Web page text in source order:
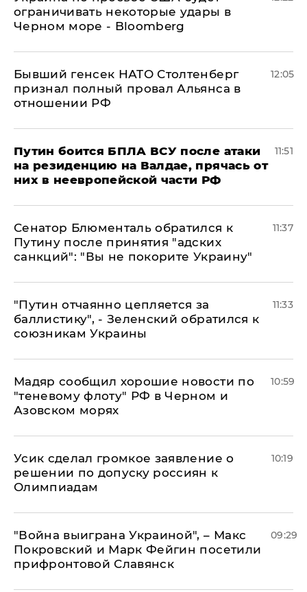
ограничивать некоторые удары в
Черном море - Bloomberg
Бывший генсек НАТО Столтенберг
признал полный провал Альянса в
отношении РФ
12:05
Путин боится БПЛА ВСУ после атаки
на резиденцию на Валдае, прячась от
них в неевропейской части РФ
11:51
Сенатор Блюменталь обратился к
Путину после принятия "адских
санкций": "Вы не покорите Украину"
11:37
"Путин отчаянно цепляется за
баллистику", - Зеленский обратился к
союзникам Украины
11:33
Мадяр сообщил хорошие новости по
"теневому флоту" РФ в Черном и
Азовском морях
10:59
Усик сделал громкое заявление о
решении по допуску россиян к
Олимпиадам
10:19
"Война выиграна Украиной", – Макс
Покровский и Марк Фейгин посетили
прифронтовой Славянск
09:29